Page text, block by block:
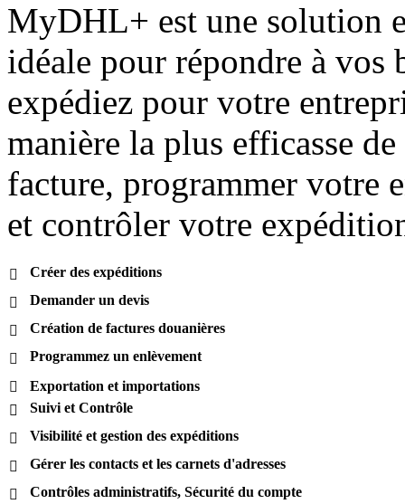
MyDHL+ est une solution
idéale pour répondre à vos
expédiez pour votre
manière la plus efficasse
facture, programmer votre
et contrôler votre

Créer des expéditions

Demander un devis

Création de factures douanières

Programmez un enlèvement

Exportation et importations

Suivi et Contrôle

Visibilité et gestion des expéditions

Gérer les contacts et les carnets d'adresses

Contrôles administratifs, Sécurité du compte